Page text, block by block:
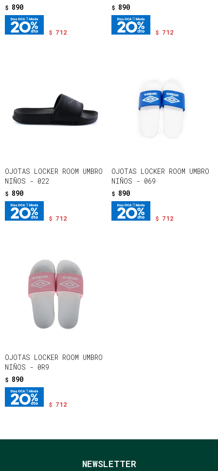
$ 890
$ 712
$ 890
$ 712
OJOTAS LOCKER ROOM UMBRO
NIÑOS - 022
$ 890
$ 712
OJOTAS LOCKER ROOM UMBRO
NIÑOS - 069
$ 890
$ 712
OJOTAS LOCKER ROOM UMBRO
NIÑOS - 0R9
$ 890
$ 712
NEWSLETTER